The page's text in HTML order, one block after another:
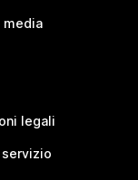
media
legali